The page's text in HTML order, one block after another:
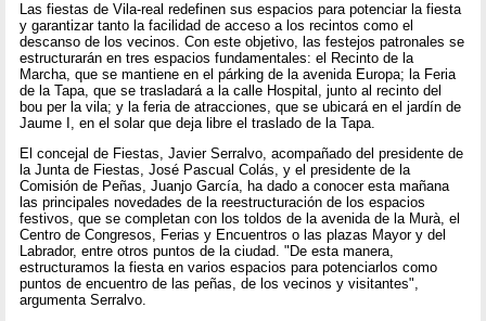
Las fiestas de Vila-real redefinen sus espacios para potenciar la fiesta
y garantizar tanto la facilidad de acceso a los recintos como el
descanso de los vecinos. Con este objetivo, las festejos patronales se
estructurarán en tres espacios fundamentales: el Recinto de la
Marcha, que se mantiene en el párking de la avenida Europa; la Feria
de la Tapa, que se trasladará a la calle Hospital, junto al recinto del
bou per la vila; y la feria de atracciones, que se ubicará en el jardín de
Jaume I, en el solar que deja libre el traslado de la Tapa.
El concejal de Fiestas, Javier Serralvo, acompañado del presidente de
la Junta de Fiestas, José Pascual Colás, y el presidente de la
Comisión de Peñas, Juanjo García, ha dado a conocer esta mañana
las principales novedades de la reestructuración de los espacios
festivos, que se completan con los toldos de la avenida de la Murà, el
Centro de Congresos, Ferias y Encuentros o las plazas Mayor y del
Labrador, entre otros puntos de la ciudad. "De esta manera,
estructuramos la fiesta en varios espacios para potenciarlos como
puntos de encuentro de las peñas, de los vecinos y visitantes",
argumenta Serralvo.